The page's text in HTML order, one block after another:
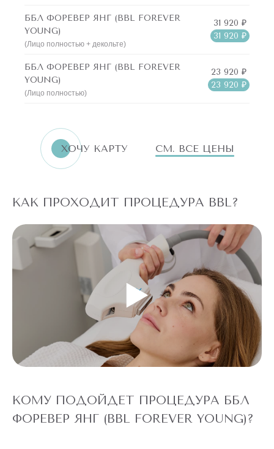
ББЛ ФОРЕВЕР ЯНГ (BBL FOREVER
YOUNG)
(Лицо полностью + декольте)
31 920 ₽
31 920 ₽
ББЛ ФОРЕВЕР ЯНГ (BBL FOREVER
YOUNG)
(Лицо полностью)
23 920 ₽
23 920 ₽
ХОЧУ КАРТУ СМ. ВСЕ ЦЕНЫ
КАК ПРОХОДИТ ПРОЦЕДУРА BBL?
КОМУ ПОДОЙДЕТ ПРОЦЕДУРА ББЛ
ФОРЕВЕР ЯНГ (BBL FOREVER YOUNG)?